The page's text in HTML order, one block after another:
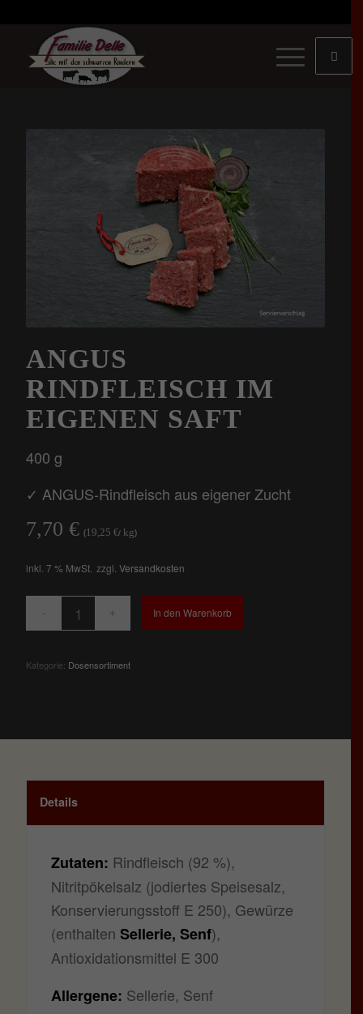
ANGUS
RINDFLEISCH IM
EIGENEN SAFT
400 g
✓ ANGUS-Rindfleisch aus eigener Zucht
7,70€ (19,25€/ kg)
inkl. 7 % MwSt. zzgl.Versandkosten
In den Warenkorb
Kategorie: Dosensortiment
Details
Zutaten: Rindfleisch (92 %),
Nitritpökelsalz (jodiertes Speisesalz,
Konservierungsstoff E 250), Gewürze
(enthaltenSellerie, Senf),
Antioxidationsmittel E 300
Allergene: Sellerie, Senf